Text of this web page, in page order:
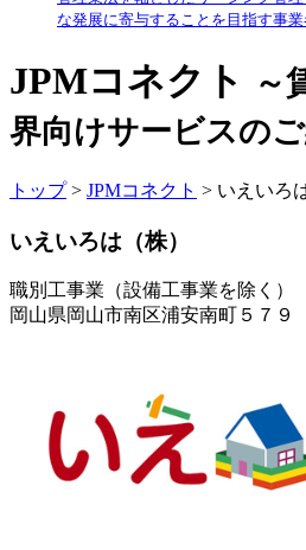
な発展に寄与することを目指す事業
JPMコネクト
～
界向けサービスの
トップ> JPMコネクト > いえいろ
いえいろは（株）
職別工事業（設備工事業を除く）
岡山県岡山市南区浦安南町５７９